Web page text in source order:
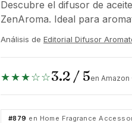
Descubre el difusor de
ZenAroma. Ideal para
Análisis de Editorial Difusor
★★★☆☆3.2 / 5en Amazon
#879 en Home Fragrance